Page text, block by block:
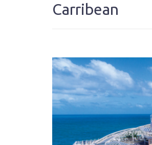
Carribean